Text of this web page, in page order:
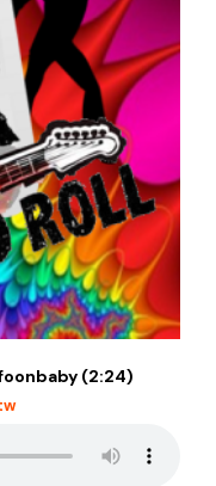
(2:24)